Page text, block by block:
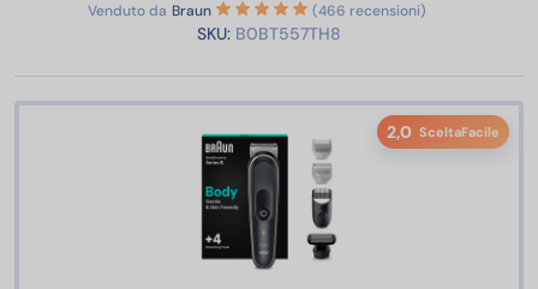
Venduto da Braun (466 recensioni)
SKU: B0BT557TH8
2,0 SceltaFacile